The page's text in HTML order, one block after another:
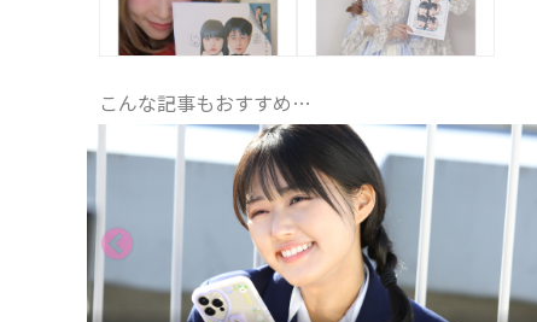
こんな記事もおすすめ…